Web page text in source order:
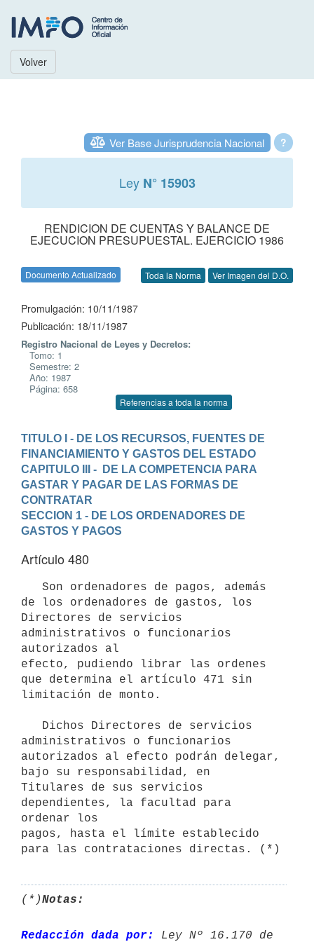
Volver
?
Ver Base Jurisprudencia Nacional
Ley N° 15903
RENDICION DE CUENTAS Y BALANCE DE
EJECUCION PRESUPUESTAL. EJERCICIO 1986
Documento Actualizado Toda la Norma Ver Imagen del D.O.
Promulgación: 10/11/1987
Publicación: 18/11/1987
Registro Nacional de Leyes y Decretos:
Tomo: 1
Semestre: 2
Año: 1987
Página: 658
Referencias a toda la norma
TITULO I - DE LOS RECURSOS, FUENTES DE
FINANCIAMIENTO Y GASTOS DEL ESTADO
CAPITULO III -  DE LA COMPETENCIA PARA
GASTAR Y PAGAR DE LAS FORMAS DE
CONTRATAR
SECCION 1 - DE LOS ORDENADORES DE
GASTOS Y PAGOS
Artículo 480
de los ordenadores de gastos, los
Directores de servicios
administrativos o funcionarios
autorizados al
efecto, pudiendo librar las ordenes
que determina el artículo 471 sin
limitación de monto.
administrativos o funcionarios
autorizados al efecto podrán delegar,
bajo su responsabilidad, en
Titulares de sus servicios
dependientes, la facultad para
ordenar los
pagos, hasta el límite establecido
(*)Notas:
Redacción dada por: Ley Nº 16.170 de